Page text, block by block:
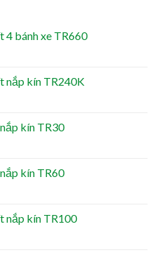
4 bánh xe TR660
nắp kín TR240K
kín TR30
kín TR60
nắp kín TR100